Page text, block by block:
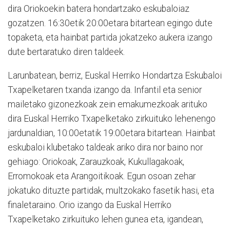
dira Oriokoekin batera hondartzako eskubaloiaz
gozatzen. 16:30etik 20:00etara bitartean egingo dute
topaketa, eta hainbat partida jokatzeko aukera izango
dute bertaratuko diren taldeek.
Larunbatean, berriz, Euskal Herriko Hondartza Eskubaloi
Txapelketaren txanda izango da. Infantil eta senior
mailetako gizonezkoak zein emakumezkoak arituko
dira Euskal Herriko Txapelketako zirkuituko lehenengo
jardunaldian, 10:00etatik 19:00etara bitartean. Hainbat
eskubaloi klubetako taldeak ariko dira nor baino nor
gehiago: Oriokoak, Zarauzkoak, Kukullagakoak,
Erromokoak eta Arangoitikoak. Egun osoan zehar
jokatuko dituzte partidak, multzokako fasetik hasi, eta
finaletaraino. Orio izango da Euskal Herriko
Txapelketako zirkuituko lehen gunea eta, igandean,